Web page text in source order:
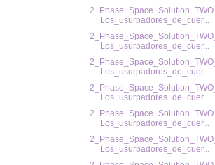
2_Phase_Space_Solution_TWO_
Los_usurpadores_de_cuer...
2_Phase_Space_Solution_TWO_
Los_usurpadores_de_cuer...
2_Phase_Space_Solution_TWO_
Los_usurpadores_de_cuer...
2_Phase_Space_Solution_TWO_
Los_usurpadores_de_cuer...
2_Phase_Space_Solution_TWO_
Los_usurpadores_de_cuer...
2_Phase_Space_Solution_TWO_
Los_usurpadores_de_cuer...